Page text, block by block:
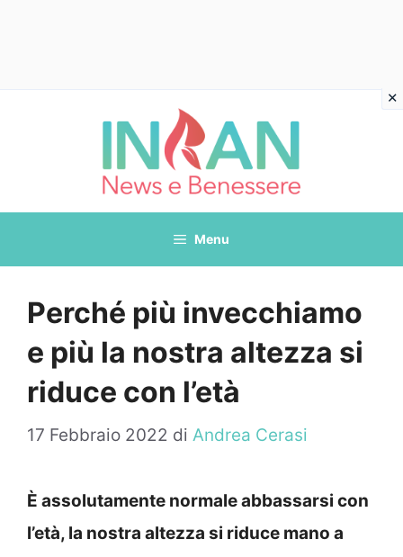
Menu
Perché più invecchiamo
e più la nostra altezza si
riduce con l’età
17 Febbraio 2022 di Andrea Cerasi
È assolutamente normale abbassarsi con
l’età, la nostra altezza si riduce mano a